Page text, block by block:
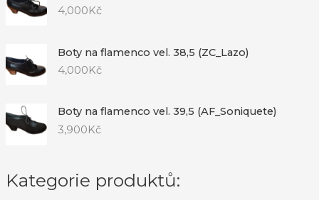
4,000 Kč
Boty na flamenco vel. 38,5 (ZC_Lazo)
4,000 Kč
Boty na flamenco vel. 39,5 (AF_Soniquete)
3,900Kč
Kategorie produktů: